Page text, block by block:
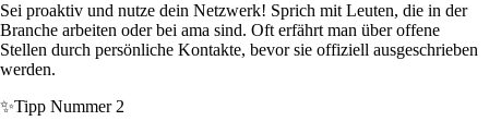
Sei proaktiv und nutze dein Netzwerk! Sprich mit Leuten, die in der
Branche arbeiten oder bei ama sind. Oft erfährt man über offene
Stellen durch persönliche Kontakte, bevor sie offiziell ausgeschrieben
werden.
✨Tipp Nummer 2